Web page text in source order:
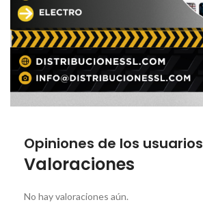
Opiniones de los usuarios
Valoraciones
No hay valoraciones aún.